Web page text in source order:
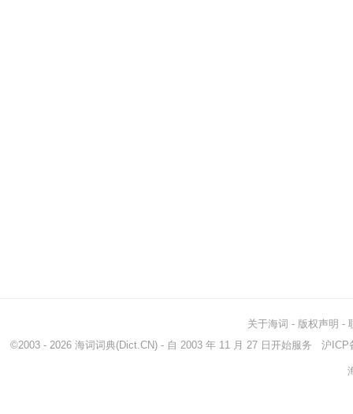
关于海词 - 版权声明 -
©2003 - 2026 海词词典(Dict.CN) - 自 2003 年 11 月 27 日开始服务 沪ICP